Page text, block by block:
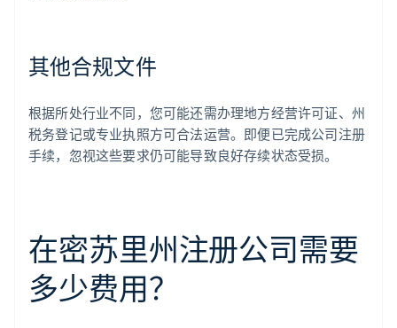
其他合规文件
根据所处行业不同，您可能还需办理地方经营许可证、州
税务登记或专业执照方可合法运营。即便已完成公司注册
手续，忽视这些要求仍可能导致良好存续状态受损。
在密苏里州注册公司需要
多少费用？